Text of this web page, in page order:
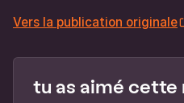
Vers la publication originale
tu as aimé cette